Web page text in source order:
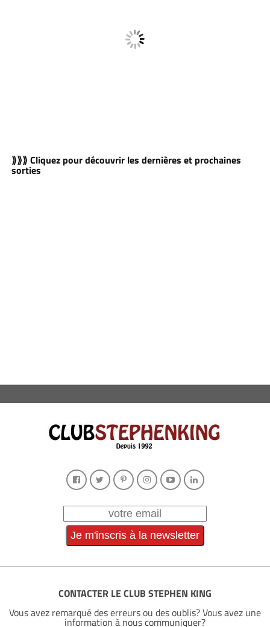
⟫⟫⟫ Cliquez pour découvrir les dernières et prochaines
sorties
CONTACTER LE CLUB STEPHEN KING
Vous avez remarqué des erreurs ou des oublis? Vous avez une
information à nous communiquer?